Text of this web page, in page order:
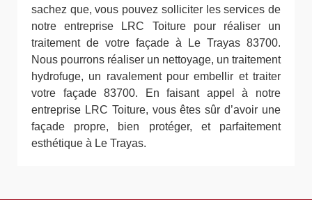
sachez que, vous pouvez solliciter les services de
notre entreprise LRC Toiture pour réaliser un
traitement de votre façade à Le Trayas 83700.
Nous pourrons réaliser un nettoyage, un traitement
hydrofuge, un ravalement pour embellir et traiter
votre façade 83700. En faisant appel à notre
entreprise LRC Toiture, vous êtes sûr d’avoir une
façade propre, bien protéger, et parfaitement
esthétique à Le Trayas.